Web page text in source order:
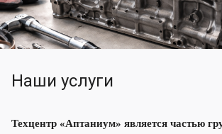
Наши услуги
Техцентр «Аптаниум» является частью